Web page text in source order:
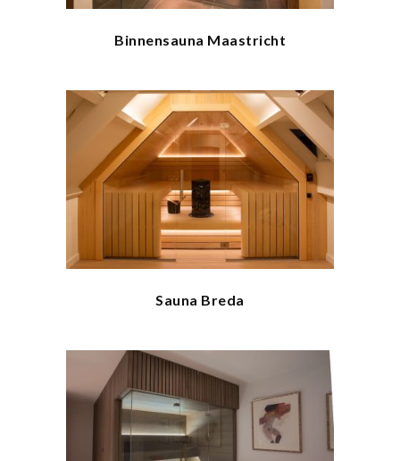
Binnensauna Maastricht
Sauna Breda